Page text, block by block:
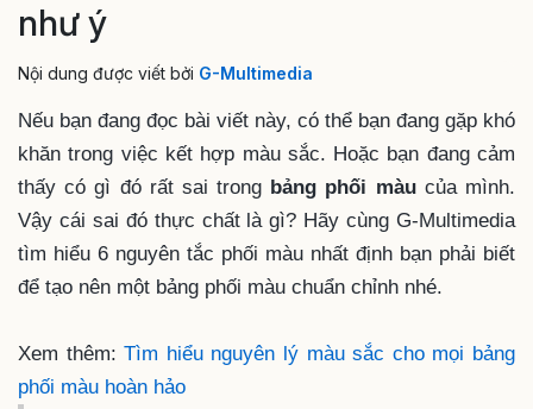
như ý
Nội dung được viết bởi G-Multimedia
Nếu bạn đang đọc bài viết này, có thể bạn đang gặp khó
khăn trong việc kết hợp màu sắc. Hoặc bạn đang cảm
thấy có gì đó rất sai trong bảng phối màucủa mình.
Vậy cái sai đó thực chất là gì? Hãy cùng G-Multimedia
tìm hiểu 6 nguyên tắc phối màu nhất định bạn phải biết
để tạo nên một bảng phối màu chuẩn chỉnh nhé.
Xem thêm:Tìm hiểu nguyên lý màu sắc cho mọi bảng
phối màu hoàn hảo